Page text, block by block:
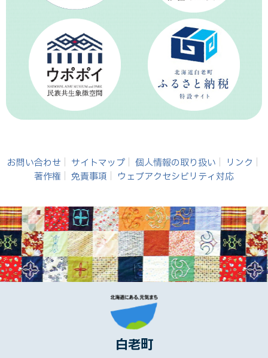
お問い合わせ サイトマップ 個人情報の取り扱い
リンク
著作権
免責事項 ウェブアクセシビリティ対応
白老町